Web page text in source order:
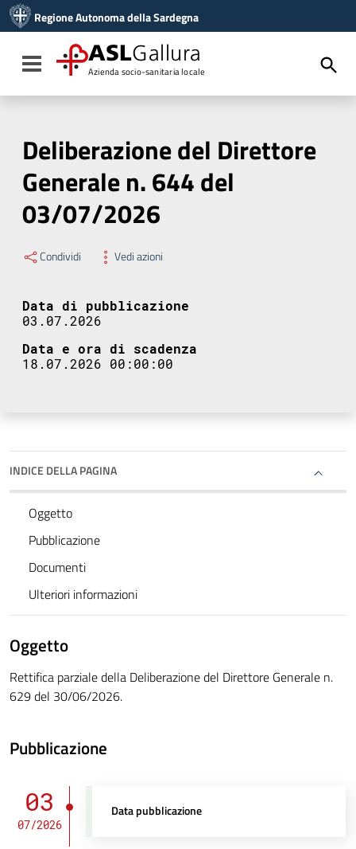
Vai al menu di navigazione
Vai al footer
Regione Autonoma della Sardegna
Toggle navigation
ASLGallura
Azienda socio-sanitaria locale
Deliberazione del Direttore
Generale n. 644 del
03/07/2026
Condividi Vedi azioni
Data di pubblicazione
03.07.2026
Data e ora di scadenza
18.07.2026 00:00:00
INDICE DELLA PAGINA
Oggetto
Pubblicazione
Documenti
Ulteriori informazioni
Oggetto
Rettifica parziale della Deliberazione del Direttore Generale n.
629 del 30/06/2026.
Pubblicazione
03
07/2026
Data pubblicazione